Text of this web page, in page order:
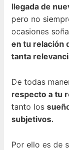
llegada de
pero no
ocasiones
en tu relación
tanta
De todas
respecto a tu
tanto los
subjetivos.
Por ello es de